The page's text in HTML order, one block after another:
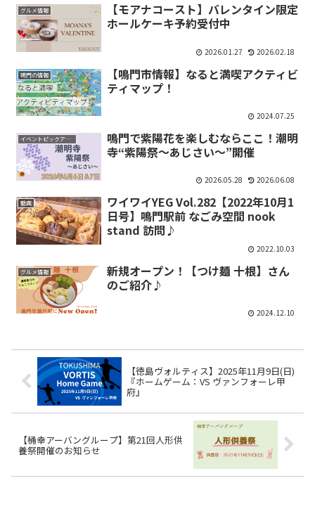
グルメ情報
【モアナコースト】バレンタイン限定
ホールケーキ予約受付中
2026.01.27 2026.02.18
鳴門の情報
【鳴門市情報】なると満喫アクティビ
ティマップ！
2024.07.25
イベントピックアップ
鳴門で紫陽花を楽しむならここ！潮明
寺“紫陽祭〜あじさい〜”開催
2026.05.28 2026.06.08
動画
ワイワイYEG Vol.282【2022年10月1
日号】鳴門駅前 なごみ空間 nook
stand 訪問♪
2022.10.03
グルメ情報
新規オープン！【つけ麺 十根】さん
のご紹介♪
2024.12.10
【徳島ヴォルティス】2025年11月9日(日)
『ホームゲーム：VS ヴァンフォーレ甲
府』
【桶幸アーバングループ】第21回人形供
養祭開催のお知らせ